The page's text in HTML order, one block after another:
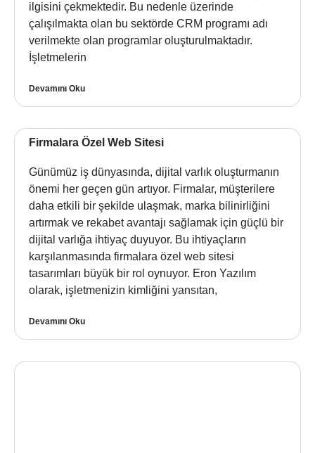
ilgisini çekmektedir. Bu nedenle üzerinde
çalışılmakta olan bu sektörde CRM programı adı
verilmekte olan programlar oluşturulmaktadır.
İşletmelerin
Devamını Oku
Firmalara Özel Web Sitesi
Günümüz iş dünyasında, dijital varlık oluşturmanın
önemi her geçen gün artıyor. Firmalar, müşterilere
daha etkili bir şekilde ulaşmak, marka bilinirliğini
artırmak ve rekabet avantajı sağlamak için güçlü bir
dijital varlığa ihtiyaç duyuyor. Bu ihtiyaçların
karşılanmasında firmalara özel web sitesi
tasarımları büyük bir rol oynuyor. Eron Yazılım
olarak, işletmenizin kimliğini yansıtan,
Devamını Oku